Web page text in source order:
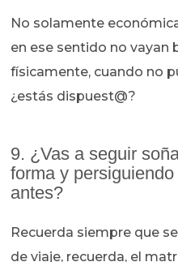
No solamente
en ese sentido no vayan
físicamente, cuando no
¿estás dispuest@?
9. ¿Vas a seguir
forma y
antes?
Recuerda siempre que
de viaje, recuerda, el